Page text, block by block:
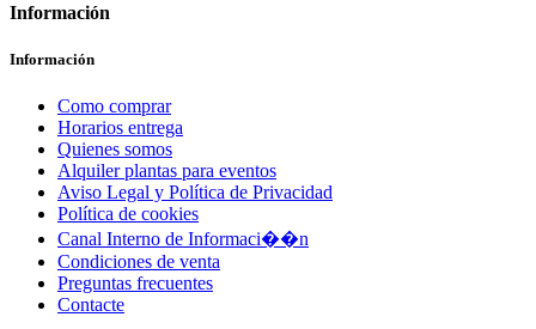
Información
Información
Como comprar
Horarios entrega
Quienes somos
Alquiler plantas para eventos
Aviso Legal y Política de Privacidad
Política de cookies
Canal Interno de Informaci��n
Condiciones de venta
Preguntas frecuentes
Contacte